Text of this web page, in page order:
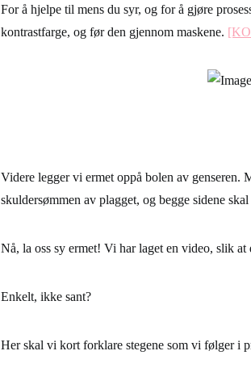
For å hjelpe til mens du syr, og for å gjøre
kontrastfarge, og før den gjennom maskene.
Videre legger vi ermet oppå bolen av genseren.
skuldersømmen av plagget, og begge sidene
Nå, la oss sy ermet! Vi har laget en video, slik at
Enkelt, ikke sant?
Her skal vi kort forklare stegene som vi følger i